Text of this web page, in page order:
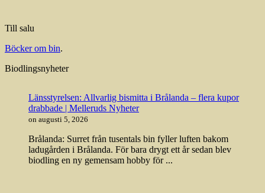
Till salu
Böcker om bin.
Biodlingsnyheter
Länsstyrelsen: Allvarlig bismitta i Brålanda – flera kupor
drabbade | Melleruds Nyheter
on augusti 5, 2026
Brålanda: Surret från tusentals bin fyller luften bakom
ladugården i Brålanda. För bara drygt ett år sedan blev
biodling en ny gemensam hobby för ...